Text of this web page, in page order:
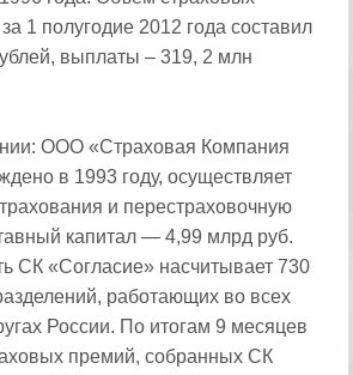
1 полугодие 2012 года составил
выплаты – 319, 2 млн
ООО «Страховая Компания
в 1993 году, осуществляет
и перестраховочную
капитал — 4,99 млрд руб.
СК «Согласие» насчитывает 730
работающих во всех
России. По итогам 9 месяцев
премий, собранных СК